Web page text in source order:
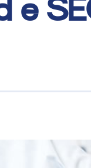
e